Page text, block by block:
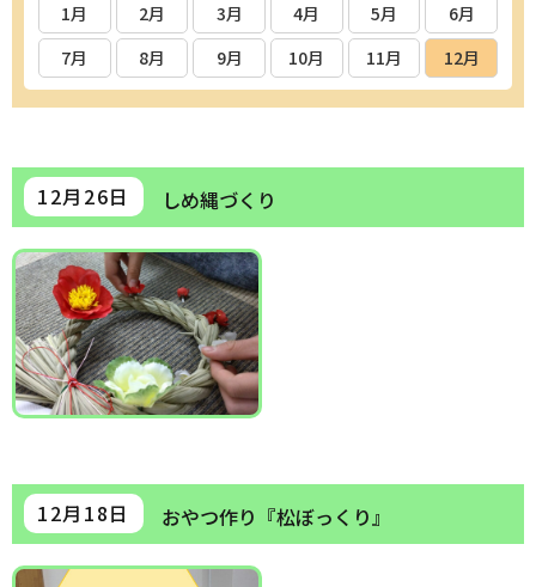
1月 2月 3月 4月 5月
6月
7月
8月 9月 10月 11月 12月
12月26日 しめ縄づくり
12月18日 おやつ作り『松ぼっくり』